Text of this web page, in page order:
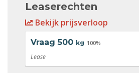
Leaserechten
Bekijk prijsverloop
Vraag 500 kg 100%
Lease